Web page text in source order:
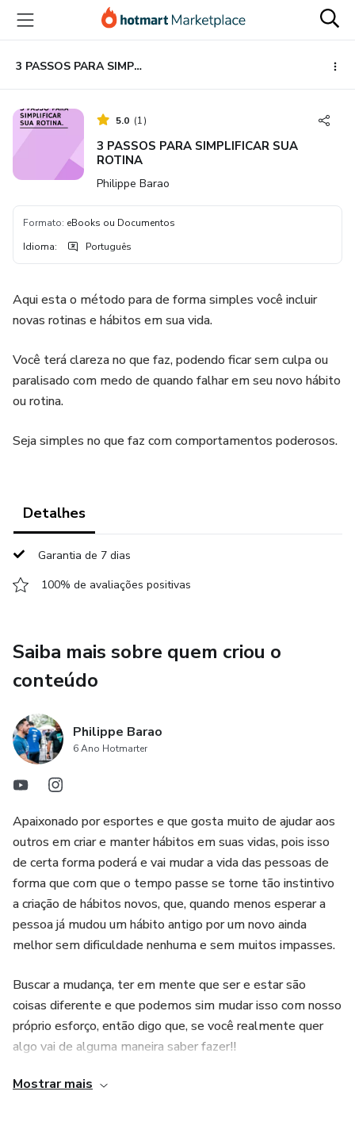
para
conteúdo
principal
para
pagamento
para
rodapé
3 PASSOS PARA SIMPLIFICAR SUA ROTINA
5.0 (1)
3 PASSOS PARA SIMPLIFICAR SUA
ROTINA
Philippe Barao
Formato: eBooks ou Documentos
Idioma: Português
Aqui esta o método para de forma simples você incluir
novas rotinas e hábitos em sua vida.
Você terá clareza no que faz, podendo ficar sem culpa ou
paralisado com medo de quando falhar em seu novo hábito
ou rotina.
Seja simples no que faz com comportamentos poderosos.
Detalhes
Garantia de 7 dias
100% de avaliações positivas
Saiba mais sobre quem criou o
conteúdo
Philippe Barao
6 Ano Hotmarter
Apaixonado por esportes e que gosta muito de ajudar aos
outros em criar e manter hábitos em suas vidas, pois isso
de certa forma poderá e vai mudar a vida das pessoas de
forma que com que o tempo passe se torne tão instintivo
a criação de hábitos novos, que, quando menos esperar a
pessoa já mudou um hábito antigo por um novo ainda
melhor sem dificuldade nenhuma e sem muitos impasses.
Buscar a mudança, ter em mente que ser e estar são
coisas diferente e que podemos sim mudar isso com nosso
próprio esforço, então digo que, se você realmente quer
algo vai de alguma maneira saber fazer!!
Mostrar mais